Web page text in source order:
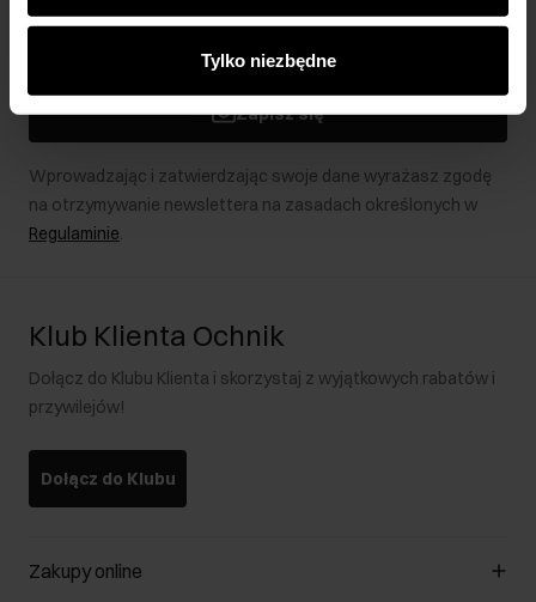
analitycznym. Partnerzy mogą połączyć te informacje z
podczas korzystania z ich usług.
Tylko niezbędne
Zapisz się
Wprowadzając i zatwierdzając swoje dane wyrażasz zgodę
na otrzymywanie newslettera na zasadach określonych w
Regulaminie
Klub Klienta Ochnik
Dołącz do Klubu Klienta i skorzystaj z wyjątkowych rabatów i
przywilejów!
Dołącz do Klubu
Zakupy online